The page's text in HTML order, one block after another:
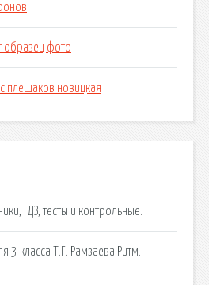
образец фото
плешаков новицкая
ГДЗ, тесты и контрольные.
3 класса Т.Г. Рамзаева Ритм.